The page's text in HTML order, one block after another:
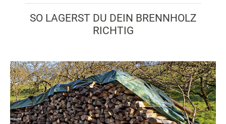
SO LAGERST DU DEIN BRENNHOLZ
RICHTIG